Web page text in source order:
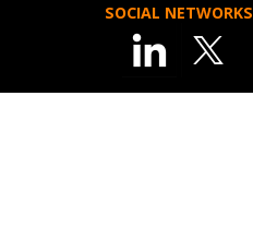
SOCIAL NETWORKS